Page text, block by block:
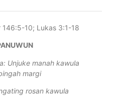
146:5-10; Lukas 3:1-18
Unjuke manah kawula
margi
rosan kawula